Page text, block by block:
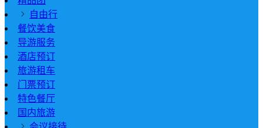
自由行
餐饮美食
导游服务
酒店预订
旅游租车
门票预订
特色餐厅
国内旅游